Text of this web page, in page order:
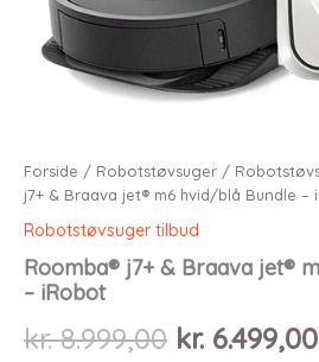
Forside / Robotstøvsuger /
j7+ & Braava jet® m6 hvid/blå Bundle –
Robotstøvsuger tilbud
Roomba® j7+ & Braava jet®
– iRobot
kr.8.999,00 Den
kr. 6.499,00